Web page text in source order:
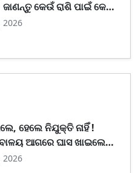
କେଉଁ ରାଶି ପାଇଁ କେମିତି
ଦିନ
2026
ହେଲେ ନିଯୁକ୍ତି ନାହିଁ !
ଆଗରେ ଘାସ ଖାଇଲେ
2026